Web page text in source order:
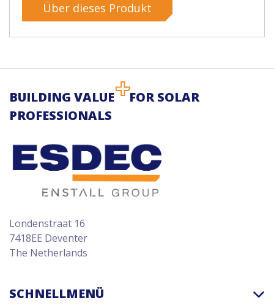
Über dieses Produkt
BUILDING VALUE
FOR SOLAR
PROFESSIONALS
Londenstraat 16
7418EE Deventer
The Netherlands
SCHNELLMENÜ